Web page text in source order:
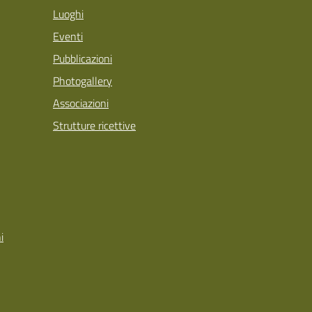
Luoghi
Eventi
Pubblicazioni
Photogallery
Associazioni
Strutture ricettive